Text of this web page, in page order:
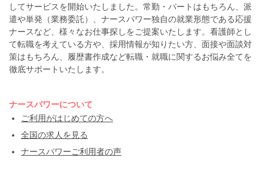
してサービスを開始いたしました。常勤・パートはもちろん、派
遣や単発（業務委託）、ナースパワー独自の就業形態である応援
ナースなど、様々なお仕事探しをご提案いたします。看護師とし
て転職を考えている方や、採用情報が知りたい方、面接や面談対
策はもちろん、履歴書作成など転職・就職に関するお悩み全てを
徹底サポートいたします。
ナースパワーについて
ご利用がはじめての方へ
全国の求人を見る
ナースパワーご利用者の声